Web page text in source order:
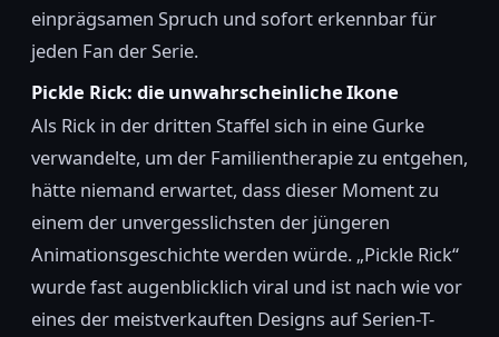
einprägsamen Spruch und sofort erkennbar für
jeden Fan der Serie.
Pickle Rick: die unwahrscheinliche Ikone
Als Rick in der dritten Staffel sich in eine Gurke
verwandelte, um der Familientherapie zu entgehen,
hätte niemand erwartet, dass dieser Moment zu
einem der unvergesslichsten der jüngeren
Animationsgeschichte werden würde. „Pickle Rick“
wurde fast augenblicklich viral und ist nach wie vor
eines der meistverkauften Designs auf Serien-T-